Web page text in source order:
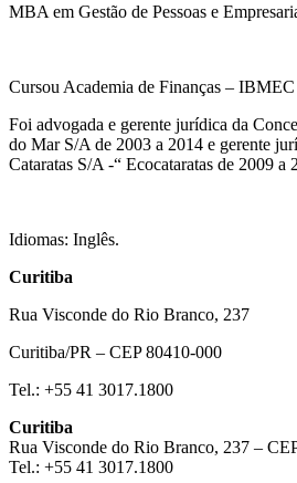
MBA em Gestão de Pessoas e
Cursou Academia de Finanças –
Foi advogada e gerente jurí­dica da
do Mar S/A de 2003 a 2014 e gerente
Cataratas S/A -“ Ecocataratas de 2009 a
Idiomas: Inglês.
Curitiba
Rua Visconde do Rio Branco, 237
Curitiba/PR – CEP 80410-000
Tel.: +55 41 3017.1800
Curitiba
Rua Visconde do Rio Branco, 237 –
Tel.: +55 41 3017.1800